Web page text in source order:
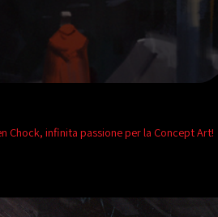
Chock, infinita passione per la Concept Art!